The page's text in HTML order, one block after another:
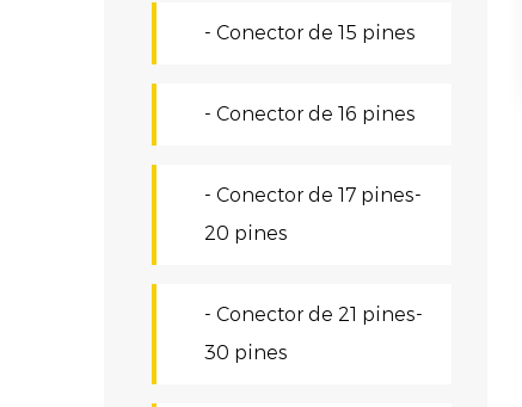
- Conector de 15 pines
- Conector de 16 pines
- Conector de 17 pines-
20 pines
- Conector de 21 pines-
30 pines